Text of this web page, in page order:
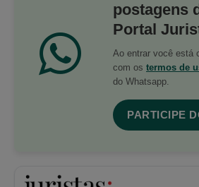
postagens
Portal
Ao entrar você está
com os termos de
do Whatsapp.
PARTICIPE